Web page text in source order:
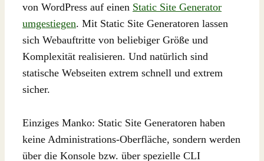
von WordPress auf einen Static Site Generator
umgestiegen. Mit Static Site Generatoren lassen
sich Webauftritte von beliebiger Größe und
Komplexität realisieren. Und natürlich sind
statische Webseiten extrem schnell und extrem
sicher.
Einziges Manko: Static Site Generatoren haben
keine Administrations-Oberfläche, sondern werden
über die Konsole bzw. über spezielle CLI